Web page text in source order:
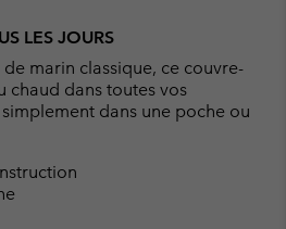
LES JOURS
marin classique, ce couvre-
chaud dans toutes vos
dans une poche ou